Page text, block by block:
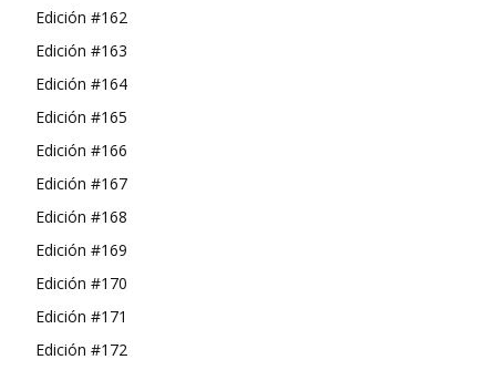
Edición #162
Edición #163
Edición #164
Edición #165
Edición #166
Edición #167
Edición #168
Edición #169
Edición #170
Edición #171
Edición #172